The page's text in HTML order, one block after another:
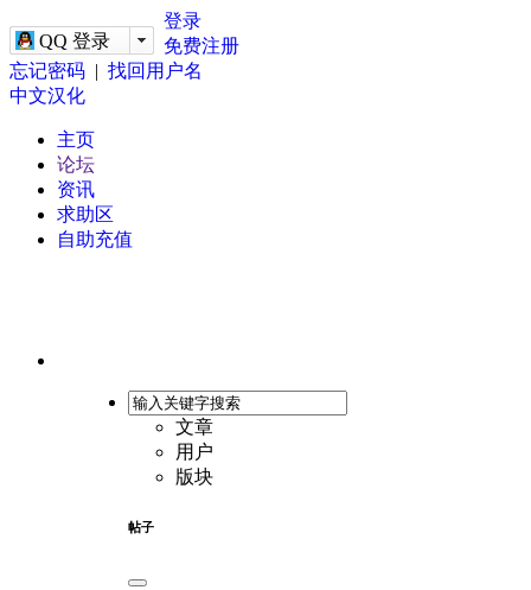
QQ 登录
登录
免费注册
忘记密码 | 找回用户名
中文汉化
主页
论坛
资讯
求助区
自助充值
文章
用户
版块
帖子